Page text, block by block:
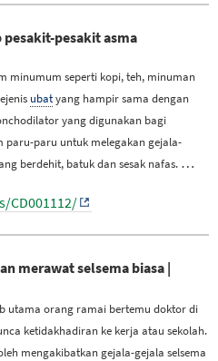
pesakit-pesakit asma
minumum seperti kopi, teh, minuman
ubatyang hampir sama dengan
yang digunakan bagi
paru-paru untuk melegakan gejala-
berdehit, batuk dan sesak nafas. …
CD001112/
merawat selsema biasa |
utama orang ramai bertemu doktor di
ketidakhadiran ke kerja atau sekolah.
mengakibatkan gejala-gejala selsema